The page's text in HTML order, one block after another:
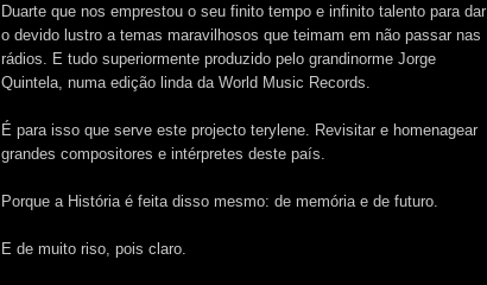
Duarte que nos emprestou o seu finito tempo e infinito talento para dar
o devido lustro a temas maravilhosos que teimam em não passar nas
rádios. E tudo superiormente produzido pelo grandinorme Jorge
Quintela, numa edição linda da World Music Records.
É para isso que serve este projecto terylene. Revisitar e homenagear
grandes compositores e intérpretes deste país.
Porque a História é feita disso mesmo: de memória e de futuro.
E de muito riso, pois claro.